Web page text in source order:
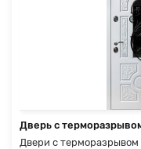
Дверь с
Двери с